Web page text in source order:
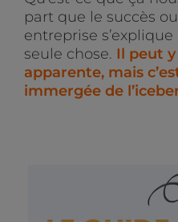
part que le succès ou
entreprise
seule chose. Il peut
apparente, mais
immergée de